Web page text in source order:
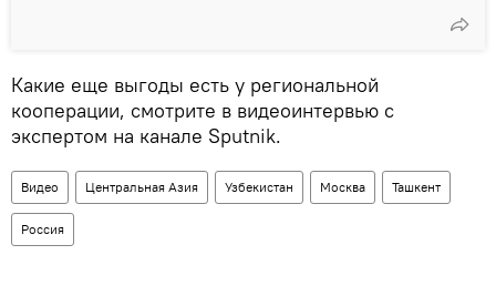
Какие еще выгоды есть у региональной
кооперации, смотрите в видеоинтервью с
экспертом на канале Sputnik.
Видео Центральная Азия Узбекистан Москва Ташкент
Россия